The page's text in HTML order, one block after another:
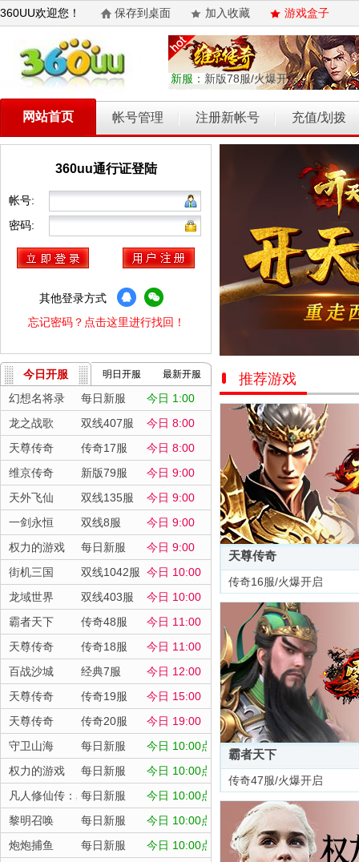
360UU欢迎您！ 保存到桌面 加入收藏 游戏盒子
新服： 新版78服/火爆开启
网站首页 帐号管理 注册新帐号 充值/划拨
360uu通行证登陆
帐号:
密码:
其他登录方式
忘记密码？点击这里进行找回！
今日开服 明日开服 最新开服
幻想名将录 每日新服
今日 1:00
龙之战歌
双线407服
今日 8:00
天尊传奇
传奇17服
今日 8:00
维京传奇
新版79服
今日 9:00
天外飞仙
双线135服
今日 9:00
一剑永恒
双线8服
今日 9:00
权力的游戏
每日新服
今日 9:00
街机三国
双线1042服 今日 10:00
龙域世界
双线403服
今日 10:00
霸者天下
传奇48服
今日 11:00
天尊传奇
传奇18服
今日 11:00
百战沙城
经典7服
今日 12:00
天尊传奇
传奇19服
今日 15:00
天尊传奇
传奇20服
今日 19:00
守卫山海
每日新服
今日 10:00点
权力的游戏
每日新服
今日 10:00点
凡人修仙传：星海飞驰
每日新服
今日 10:00点
黎明召唤
每日新服
今日 10:00点
炮炮捕鱼
每日新服
今日 10:00点
推荐游戏
天尊传奇
传奇16服/火爆开启
霸者天下
传奇47服/火爆开启